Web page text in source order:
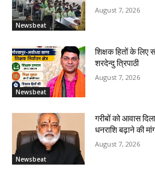
Newsbeat
August 7, 2026
Newsbeat
शिक्षक हितों के
शरदेन्दु त्रिपाठी
August 7, 2026
Newsbeat
गरीबों को आवास
धनराशि बढ़ाने की
August 7, 2026